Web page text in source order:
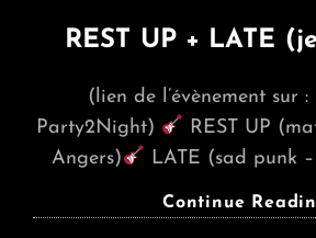
REST UP + LATE
(lien de l’évènement sur :
Party2Night)
REST UP
Angers)
LATE (sad punk
Continue